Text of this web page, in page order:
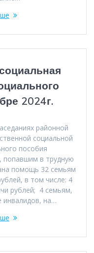
2024г.
районной
социальной
пособия
попавшим в трудную
помощь 32 семьям
в том числе: 4
рублей; 4 семьям,
на…